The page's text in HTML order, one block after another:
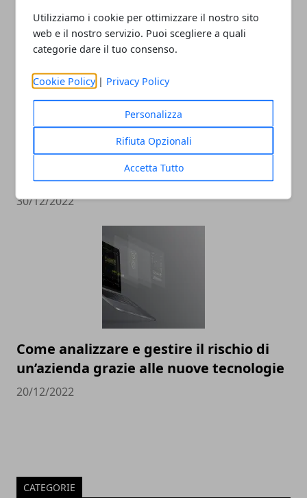
Utilizziamo i cookie per ottimizzare il nostro sito
web e il nostro servizio. Puoi scegliere a quali
categorie dare il tuo consenso.
Cookie Policy | Privacy Policy
Personalizza
Rifiuta Opzionali
Accetta Tutto
12/12/2024
Pubblicità sui social: come farla e
perché è importante
30/12/2022
Come analizzare e gestire il rischio di
un’azienda grazie alle nuove tecnologie
20/12/2022
CATEGORIE